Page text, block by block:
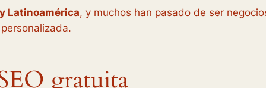
Latinoamérica, y muchos han pasado de ser
gratuita